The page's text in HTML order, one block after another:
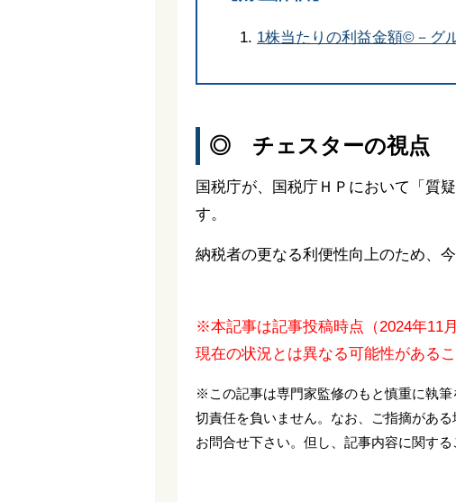
1株当たりの利益金額©－グ
◎ チェスターの視点
国税庁が、国税庁ＨＰにおいて「質
す。
納税者の更なる利便性向上のため、
※本記事は記事投稿時点（2024年11
現在の状況とは異なる可能性がある
※この記事は専門家監修のもと慎重に執
切責任を負いません。なお、ご指摘があ
お問合せ下さい。但し、記事内容に関す